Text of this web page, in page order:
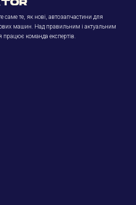
саме те, як нові, автозапчастини для
машин. Над правильним і актуальним
команда експертів.